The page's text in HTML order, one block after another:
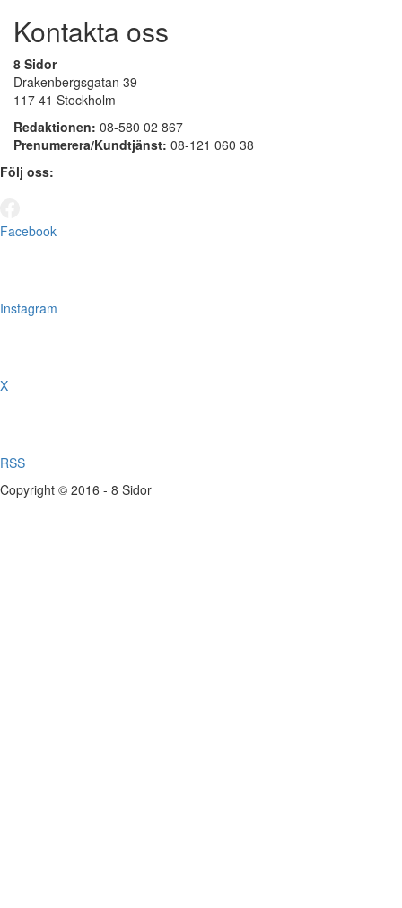
Kontakta oss
8 Sidor
Drakenbergsgatan 39
117 41 Stockholm
Redaktionen: 08-580 02 867
Prenumerera/Kundtjänst: 08-121 060 38
Följ oss:
Facebook
Instagram
X
RSS
Copyright © 2016 - 8 Sidor